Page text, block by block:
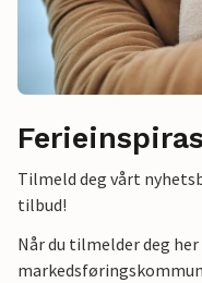
Tilmeld deg vårt
tilbud!
Når du tilmelder deg